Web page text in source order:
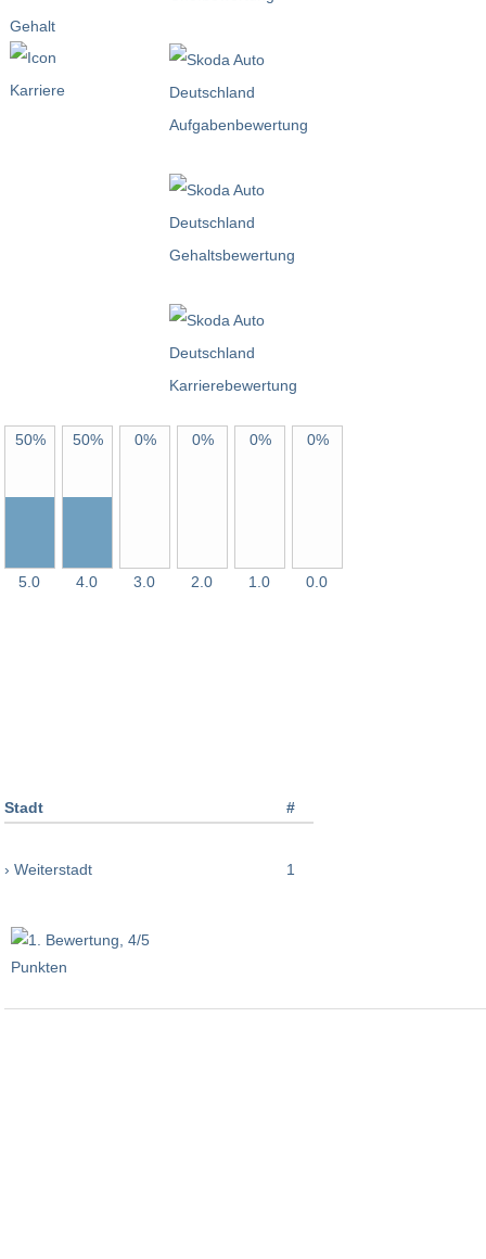
50%
5.0
50%
4.0
0%
3.0
0%
2.0
0%
1.0
0%
0.0
Stadt #
› Weiterstadt 1